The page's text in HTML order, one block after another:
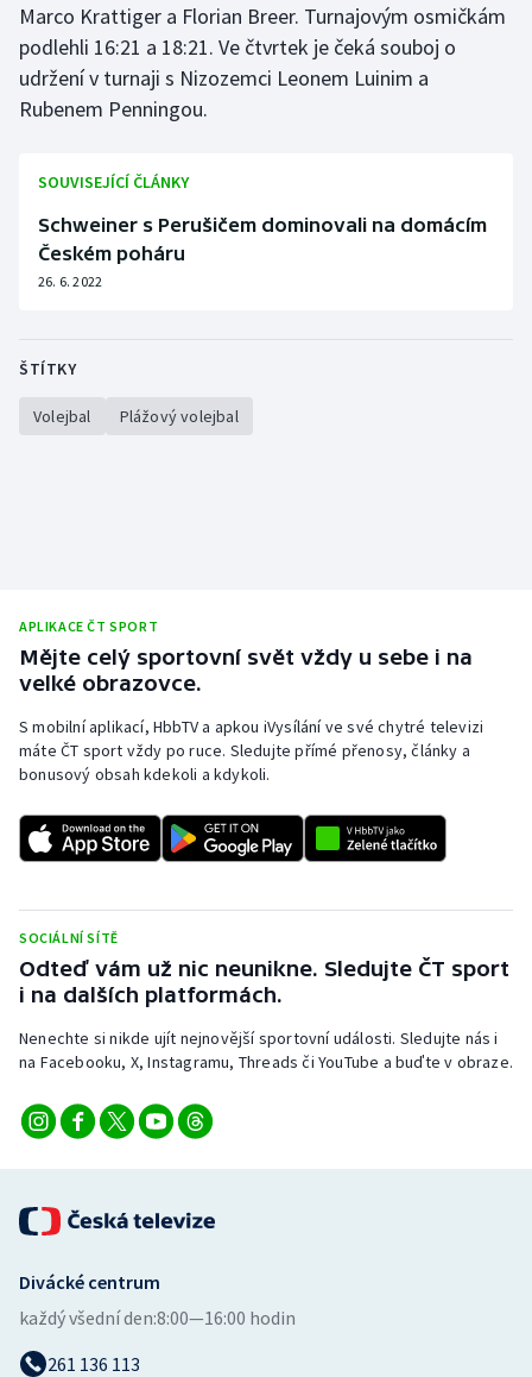
Plavání
Plážový volejbal
Rychlobruslení
Rychlostní kanoistika
Sportovní střelba
Stolní tenis
Volejbal
Marco Krattiger a Florian Breer. Turnajovým osmičkám
podlehli 16:21 a 18:21. Ve čtvrtek je čeká souboj o
udržení v turnaji s Nizozemci Leonem Luinim a
Rubenem Penningou.
SOUVISEJÍCÍ ČLÁNKY
Schweiner s Perušičem dominovali na domácím
Českém poháru
26. 6. 2022
ŠTÍTKY
Volejbal Plážový volejbal
APLIKACE ČT SPORT
Mějte celý sportovní svět vždy u sebe i na
velké obrazovce.
S mobilní aplikací, HbbTV a apkou iVysílání ve své chytré televizi
máte ČT sport vždy po ruce. Sledujte přímé přenosy, články a
bonusový obsah kdekoli a kdykoli.
SOCIÁLNÍ SÍTĚ
Odteď vám už nic neunikne. Sledujte ČT sport
i na dalších platformách.
Nenechte si nikde ujít nejnovější sportovní události. Sledujte nás i
na Facebooku, X, Instagramu, Threads či YouTube a buďte v obraze.
Divácké centrum
každý všední den:8:00—16:00 hodin
261 136 113